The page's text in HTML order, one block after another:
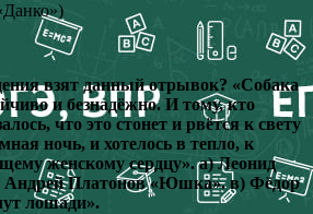
взят данный отрывок? «Собака
и безнадёжно. И тому, кто
что это стонет и рвётся к свету
ночь, и хотелось в тепло, к
женскому сердцу». а) Леонид
Андрей Платонов «Юшка». в) Фёдор
лошади».